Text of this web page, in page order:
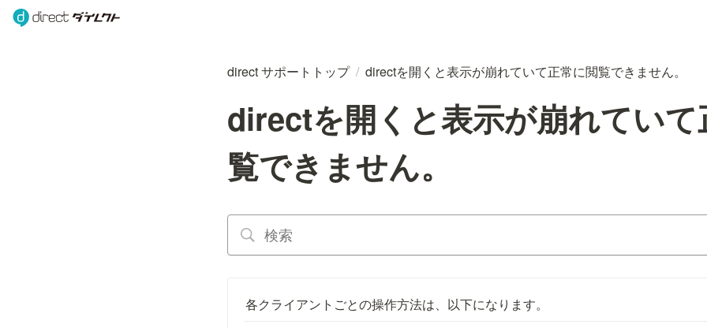
direct サポートトップ / directを開くと表示が崩れていて正常に閲覧できません。
directを開くと表示が崩れていて
覧できません。
各クライアントごとの操作方法は、以下になります。